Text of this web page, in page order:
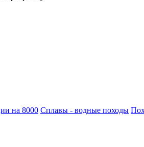
на 8000 Сплавы - водные походы